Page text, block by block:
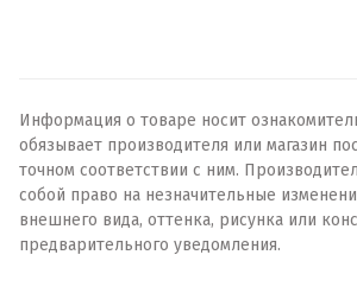
Информация о товаре носит
обязывает производителя или магазин
точном соответствии с ним.
собой право на незначительные
внешнего вида, оттенка, рисунка или
предварительного уведомления.